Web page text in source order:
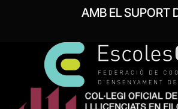
AMB EL SUPORT